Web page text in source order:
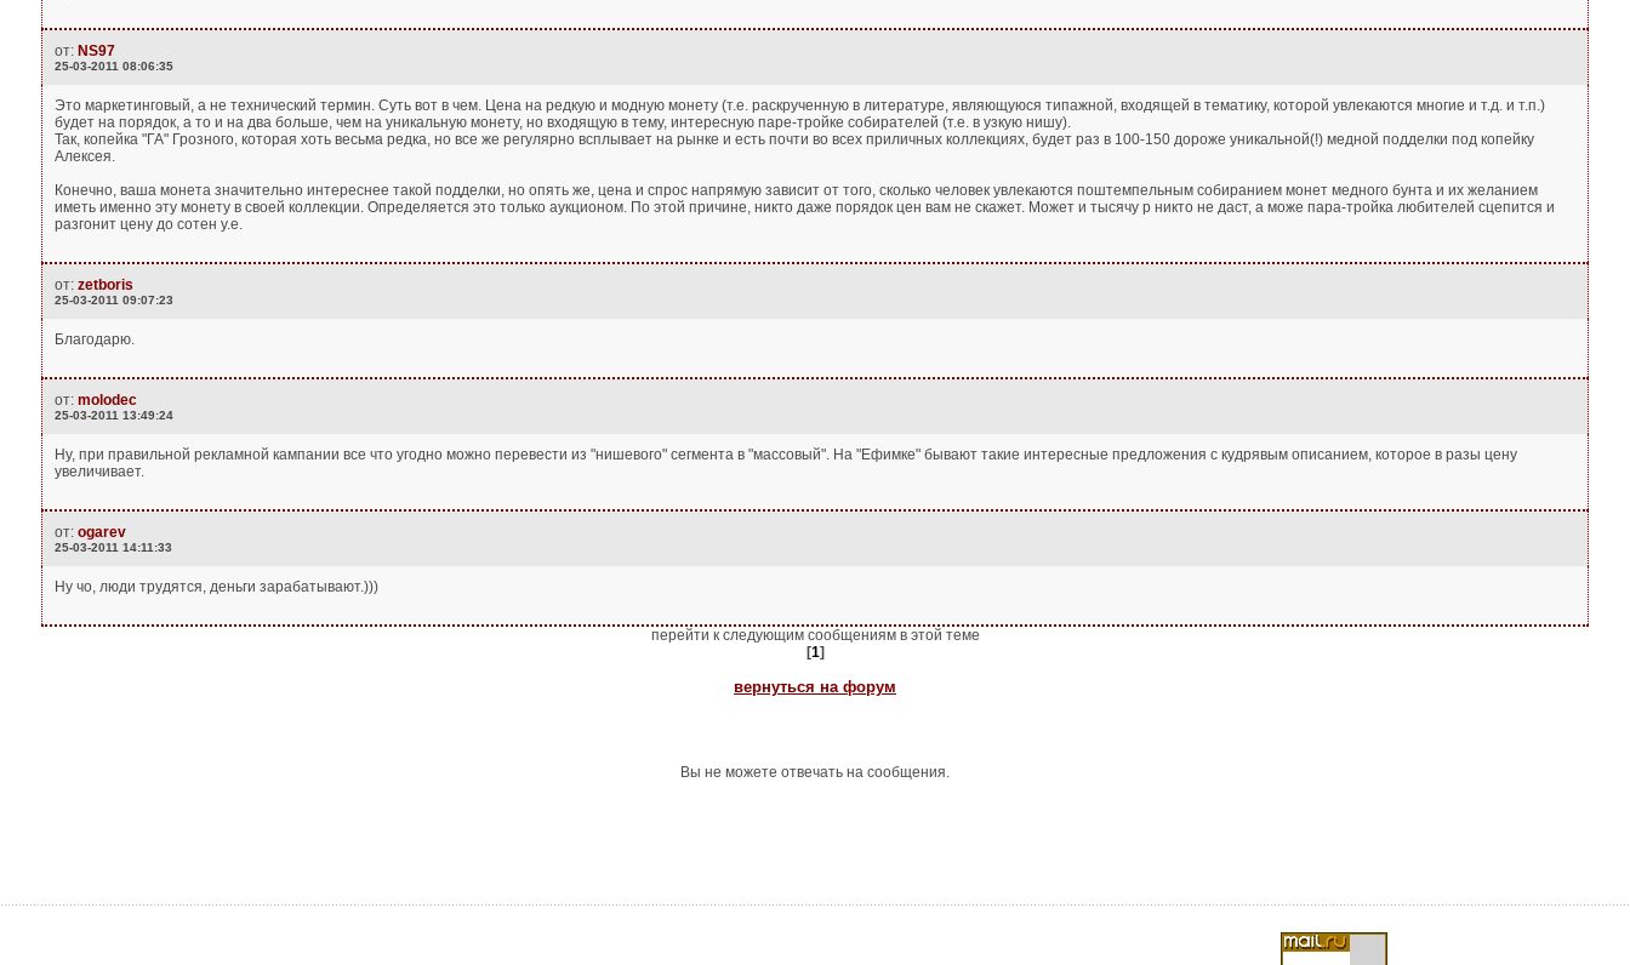
от: NS97
25-03-2011 08:06:35
Это маркетинговый, а не технический термин. Суть вот в чем. Цена на редкую и модную монету (т.е. раскрученную в литературе, являющуюся типажной, входящей в тематику, которой увлекаются многие и т.д. и т.п.)
будет на порядок, а то и на два больше, чем на уникальную монету, но входящую в тему, интересную паре-тройке собирателей (т.е. в узкую нишу).
Так, копейка "ГА" Грозного, которая хоть весьма редка, но все же регулярно всплывает на рынке и есть почти во всех приличных коллекциях, будет раз в 100-150 дороже уникальной(!) медной подделки под копейку
Алексея.
Конечно, ваша монета значительно интереснее такой подделки, но опять же, цена и спрос напрямую зависит от того, сколько человек увлекаются поштемпельным собиранием монет медного бунта и их желанием
иметь именно эту монету в своей коллекции. Определяется это только аукционом. По этой причине, никто даже порядок цен вам не скажет. Может и тысячу р никто не даст, а може пара-тройка любителей сцепится и
разгонит цену до сотен у.е.
от: zetboris
25-03-2011 09:07:23
Благодарю.
от: molodec
25-03-2011 13:49:24
Ну, при правильной рекламной кампании все что угодно можно перевести из "нишевого" сегмента в "массовый". На "Ефимке" бывают такие интересные предложения с кудрявым описанием, которое в разы цену
увеличивает.
от: ogarev
25-03-2011 14:11:33
Ну чо, люди трудятся, деньги зарабатывают.)))
перейти к следующим сообщениям в этой теме
[1]
вернуться на форум
Вы не можете отвечать на сообщения.